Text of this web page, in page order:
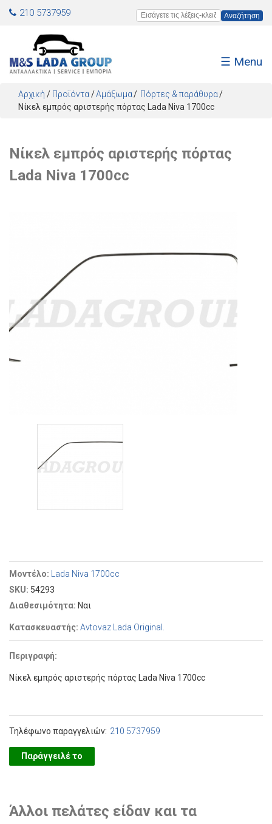
Jump to navigation
210 5737959 Εισάγετε τις λέξεις-κλειδιά
☰ Menu
Αρχική / Προϊόντα /Αμάξωμα
Πόρτες & παράθυρα
Νίκελ εμπρός αριστερής πόρτας Lada Niva 1700cc
Νίκελ εμπρός αριστερής πόρτας
Lada Niva 1700cc
Μοντέλο:
Lada Niva 1700cc
SKU: 54293
Διαθεσιμότητα: Ναι
Κατασκευαστής: Avtovaz Lada Original.
Περιγραφή:
Νίκελ εμπρός αριστερής πόρτας Lada Niva 1700cc
Τηλέφωνο παραγγελιών: 210 5737959
Παράγγειλέ το
Άλλοι πελάτες είδαν και τα